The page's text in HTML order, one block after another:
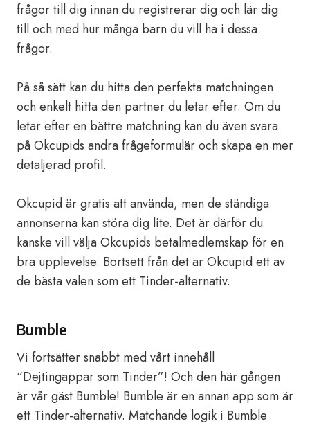
frågor till dig innan du registrerar dig och lär dig
till och med hur många barn du vill ha i dessa
frågor.
På så sätt kan du hitta den perfekta matchningen
och enkelt hitta den partner du letar efter. Om du
letar efter en bättre matchning kan du även svara
på Okcupids andra frågeformulär och skapa en mer
detaljerad profil.
Okcupid är gratis att använda, men de ständiga
annonserna kan störa dig lite. Det är därför du
kanske vill välja Okcupids betalmedlemskap för en
bra upplevelse. Bortsett från det är Okcupid ett av
de bästa valen som ett Tinder-alternativ.
Bumble
Vi fortsätter snabbt med vårt innehåll
“Dejtingappar som Tinder”! Och den här gången
är vår gäst Bumble! Bumble är en annan app som är
ett Tinder-alternativ. Matchande logik i Bumble